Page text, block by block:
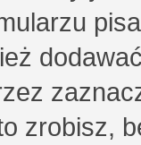
zrobisz,